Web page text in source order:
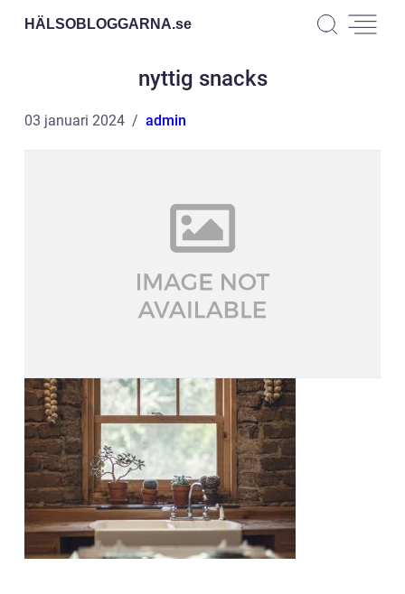
HÄLSOBLOGGARNA.se
nyttig snacks
03 januari 2024 admin